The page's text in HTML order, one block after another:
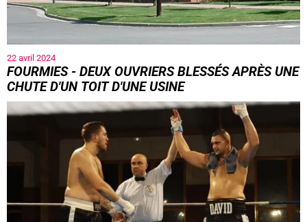
22 avril 2024
FOURMIES - DEUX OUVRIERS BLESSÉS APRÈS UNE
CHUTE D'UN TOIT D'UNE USINE
Ils ont fait une lourde chute.